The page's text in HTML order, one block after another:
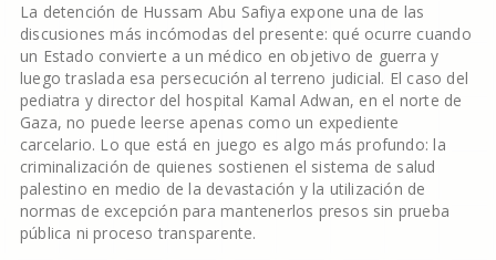
La detención de Hussam Abu Safiya expone una de las
discusiones más incómodas del presente: qué ocurre cuando
un Estado convierte a un médico en objetivo de guerra y
luego traslada esa persecución al terreno judicial. El caso del
pediatra y director del hospital Kamal Adwan, en el norte de
Gaza, no puede leerse apenas como un expediente
carcelario. Lo que está en juego es algo más profundo: la
criminalización de quienes sostienen el sistema de salud
palestino en medio de la devastación y la utilización de
normas de excepción para mantenerlos presos sin prueba
pública ni proceso transparente.